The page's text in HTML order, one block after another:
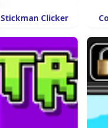
Stickman Clicker